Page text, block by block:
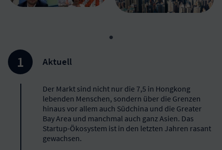
Aktuell
Der Markt sind nicht nur die 7,5 in Hongkong
lebenden Menschen, sondern über die Grenzen
hinaus vor allem auch Südchina und die Greater
Bay Area und manchmal auch ganz Asien. Das
Startup-Ökosystem ist in den letzten Jahren rasant
gewachsen.